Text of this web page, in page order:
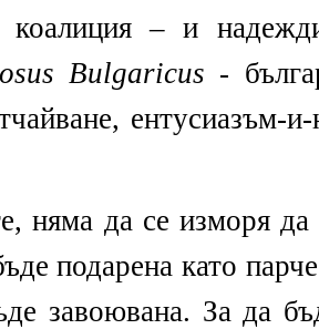
коалиция – и
Bulgaricus -
ентусиазъм-
няма да се изморя
подарена като
завоювана. За да